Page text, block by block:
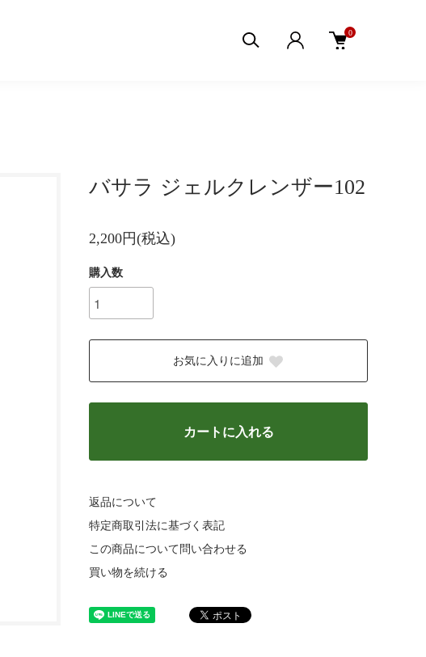
0
バサラ ジェルクレンザー102
2,200円(税込)
購入数
お気に入りに追加
カートに入れる
返品について
特定商取引法に基づく表記
この商品について問い合わせる
買い物を続ける